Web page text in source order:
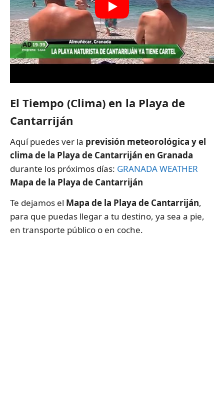
El Tiempo (Clima) en la Playa de
Cantarriján
Aquí puedes ver la previsión meteorológica y el
clima de la Playa de Cantarriján en Granada
durante los próximos días: GRANADA WEATHER
Mapa de la Playa de Cantarriján
Te dejamos el Mapa de la Playa de Cantarriján,
para que puedas llegar a tu destino, ya sea a pie,
en transporte público o en coche.